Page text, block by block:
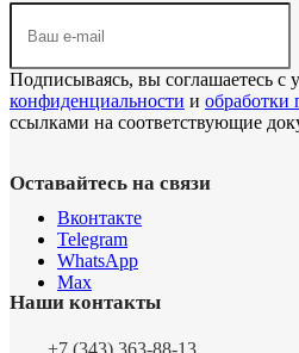
Подписываясь, вы соглашаетесь с
конфиденциальности и обработки
ссылками на соответствующие
Оставайтесь на связи
Вконтакте
Telegram
WhatsApp
Max
Наши контакты